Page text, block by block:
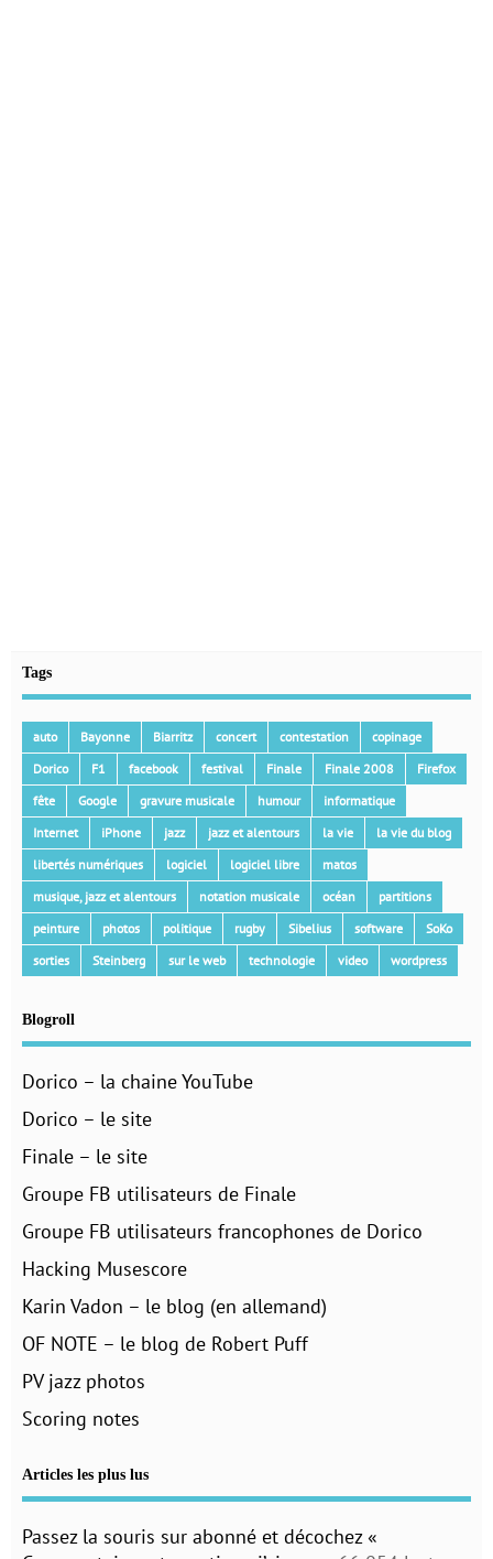
Tags
auto Bayonne Biarritz concert contestation
copinage
Dorico
F1 facebook festival Finale Finale 2008
Firefox
fête
Google gravure musicale humour
informatique
Internet
iPhone jazz jazz et alentours la vie
la vie du blog
libertés numériques
logiciel logiciel libre
matos
musique, jazz et alentours
notation musicale océan
partitions
peinture
photos politique rugby Sibelius software
SoKo
sorties
Steinberg sur le web technologie video wordpress
Blogroll
Dorico – la chaine YouTube
Dorico – le site
Finale – le site
Groupe FB utilisateurs de Finale
Groupe FB utilisateurs francophones de Dorico
Hacking Musescore
Karin Vadon – le blog (en allemand)
OF NOTE – le blog de Robert Puff
PV jazz photos
Scoring notes
Articles les plus lus
Passez la souris sur abonné et décochez «